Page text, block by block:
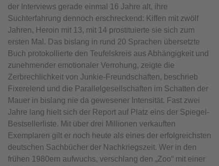
der Interviews gerade einmal 16 Jahre alt, ihre
Suchterfahrung dennoch erschreckend: Kiffen mit zwölf
Jahren, Heroin mit 13, mit 14 prostituierte sie sich zum
ersten Mal. Das bislang in rund 20 Sprachen übersetzte
Buch protokollierte den Teufelskreis aus Abhängigkeit und
zunehmender emotionaler Verrohung, zeigte die
Zerbrechlichkeit von Junkie-Freundschaften, beschrieb
Fixerelend und die Parallelgesellschaften im Schatten der
Mauer in bislang nie da gewesener Intensität. Fast zwei
Jahre lang hielt sich der Report auf Platz eins der Spiegel-
Bestsellerliste. Mit über drei Millionen verkauften
Exemplaren gilt er noch heute als eines der erfolgreichsten
deutschen Sachbücher der Nachkriegszeit. Wer in den
frühen 1980ern aufwuchs, verschlang den „Zoo“ mit einer